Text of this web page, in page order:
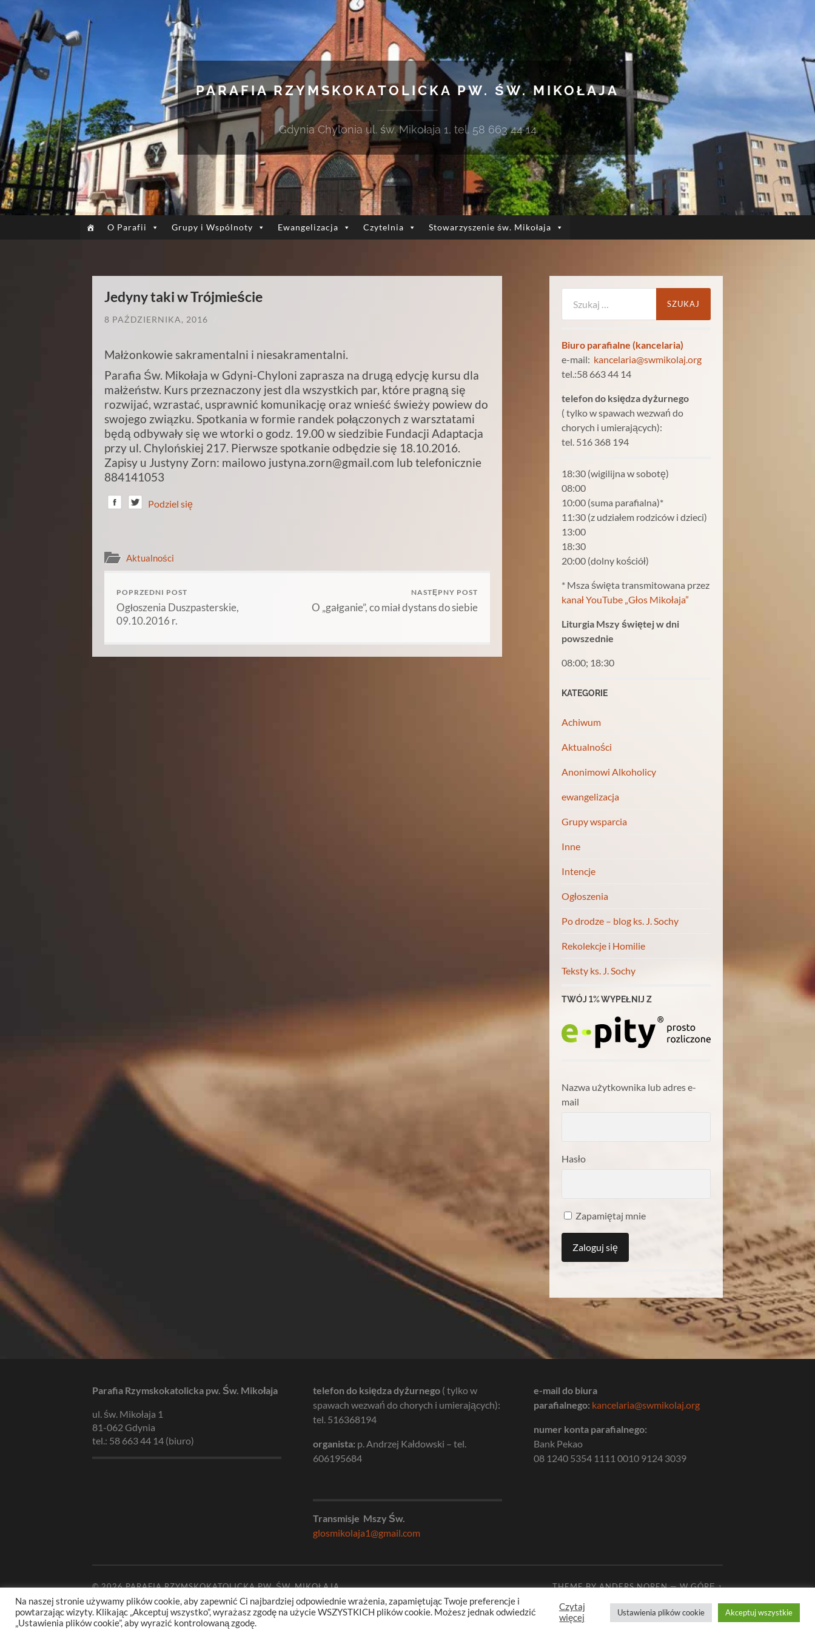
PARAFIA RZYMSKOKATOLICKA PW. ŚW. MIKOŁAJA
Gdynia Chylonia ul. św. Mikołaja 1, tel. 58 663 44 14
O Parafii Grupy i Wspólnoty Ewangelizacja Czytelnia Stowarzyszenie św. Mikołaja
Jedyny taki w Trójmieście
8 PAŹDZIERNIKA, 2016
Małżonkowie sakramentalni i niesakramentalni.
Parafia Św. Mikołaja w Gdyni-Chyloni zaprasza na drugą edycję kursu dla
małżeństw. Kurs przeznaczony jest dla wszystkich par, które pragną się
rozwijać, wzrastać, usprawnić komunikację oraz wnieść świeży powiew do
swojego związku. Spotkania w formie randek połączonych z warsztatami
będą odbywały się we wtorki o godz. 19.00 w siedzibie Fundacji Adaptacja
przy ul. Chylońskiej 217. Pierwsze spotkanie odbędzie się 18.10.2016.
Zapisy u Justyny Zorn: mailowo justyna.zorn@gmail.com lub telefonicznie
884141053
Podziel się
Aktualności
POPRZEDNI POST
Ogłoszenia Duszpasterskie,
09.10.2016 r.
NASTĘPNY POST
O „gałganie”, co miał dystans do siebie
Biuro parafialne (kancelaria)
e-mail: kancelaria@swmikolaj.org
tel.:58 663 44 14
telefon do księdza dyżurnego
( tylko w spawach wezwań do
chorych i umierających):
tel. 516 368 194
18:30 (wigilijna w sobotę)
08:00
10:00 (suma parafialna)*
11:30 (z udziałem rodziców i dzieci)
13:00
18:30
20:00 (dolny kościół)
* Msza święta transmitowana przez
kanał YouTube „Głos Mikołaja”
Liturgia Mszy świętej w dni
powszednie
08:00; 18:30
KATEGORIE
Achiwum
Aktualności
Anonimowi Alkoholicy
ewangelizacja
Grupy wsparcia
Inne
Intencje
Ogłoszenia
Po drodze – blog ks. J. Sochy
Rekolekcje i Homilie
Teksty ks. J. Sochy
TWÓJ 1% WYPEŁNIJ Z
Nazwa użytkownika lub adres e-
mail
Hasło
Zapamiętaj mnie
Parafia Rzymskokatolicka pw. Św. Mikołaja
ul. św. Mikołaja 1
81-062 Gdynia
tel.: 58 663 44 14 (biuro)
telefon do księdza dyżurnego ( tylko w
spawach wezwań do chorych i umierających):
tel. 516368194
organista: p. Andrzej Kałdowski – tel.
606195684
Transmisje Mszy Św.
glosmikolaja1@gmail.com
e-mail do biura
parafialnego: kancelaria@swmikolaj.org
numer konta parafialnego:
Bank Pekao
08 1240 5354 1111 0010 9124 3039
© 2026PARAFIA RZYMSKOKATOLICKA PW. ŚW. MIKOŁAJA THEME BYANDERS NOREN—W GÓRĘ ↑
Na naszej stronie używamy plików cookie, aby zapewnić Ci najbardziej odpowiednie wrażenia, zapamiętując Twoje preferencje i
powtarzając wizyty. Klikając „Akceptuj wszystko”, wyrażasz zgodę na użycie WSZYSTKICH plików cookie. Możesz jednak odwiedzić
„Ustawienia plików cookie”, aby wyrazić kontrolowaną zgodę.
Czytaj
więcej
Ustawienia plików cookie Akceptuj wszystkie